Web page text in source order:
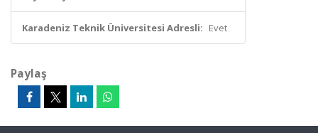
Karadeniz Teknik Üniversitesi Adresli: Evet
Paylaş